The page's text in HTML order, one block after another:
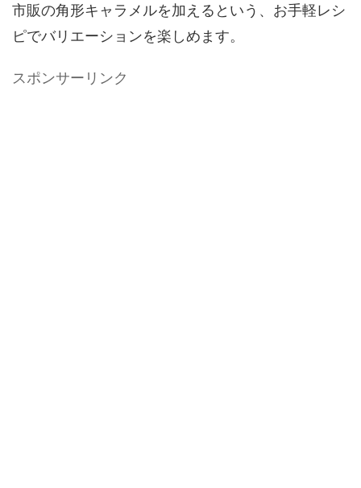
市販の角形キャラメルを加えるという、お手軽レシ
ピでバリエーションを楽しめます。
スポンサーリンク